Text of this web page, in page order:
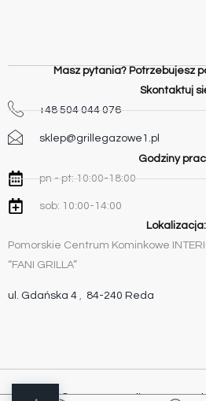
Masz pytania? Potrzebujesz
Skontaktuj
+48 504 044 076
sklep@grillegazowe1.pl
Godziny
pn - pt: 10:00-18:00
sob: 10:00-14:00
Lokalizacja:
Pomorskie Centrum Kominkowe
“FANI GRILLA”
ul. Gdańska 4 , 84-240 Reda
Copyright © 2015-2023